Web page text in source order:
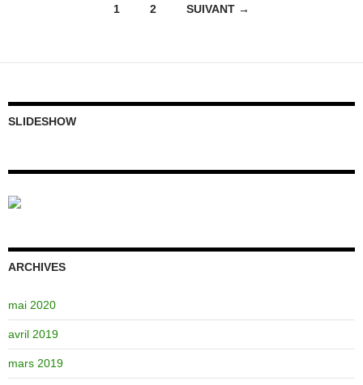
articles
1 2 SUIVANT →
SLIDESHOW
ARCHIVES
mai 2020
avril 2019
mars 2019